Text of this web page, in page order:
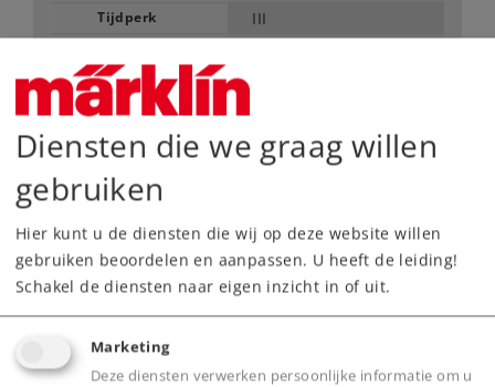
Tijdperk III
Vanaf fabriek uitverkocht.
Neem contact op met uw lokale dealer
Dealer zoeken
Downloads
Onderdelen bestellen
Diensten die we graag willen
gebruiken
Hier kunt u de diensten die wij op deze website willen
gebruiken beoordelen en aanpassen. U heeft de leiding!
Schakel de diensten naar eigen inzicht in of uit.
Marketing
Deze diensten verwerken persoonlijke informatie om u